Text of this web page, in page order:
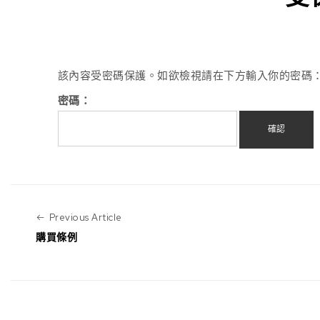
該內容受密碼保護。如欲檢視請在下方輸入你的密碼
密碼：
Previous Article
購買條例